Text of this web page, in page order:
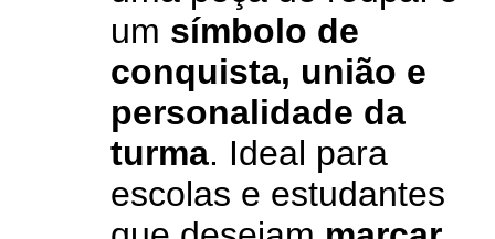
um símbolo de
conquista, união e
personalidade da
turma. Ideal para
escolas e estudantes